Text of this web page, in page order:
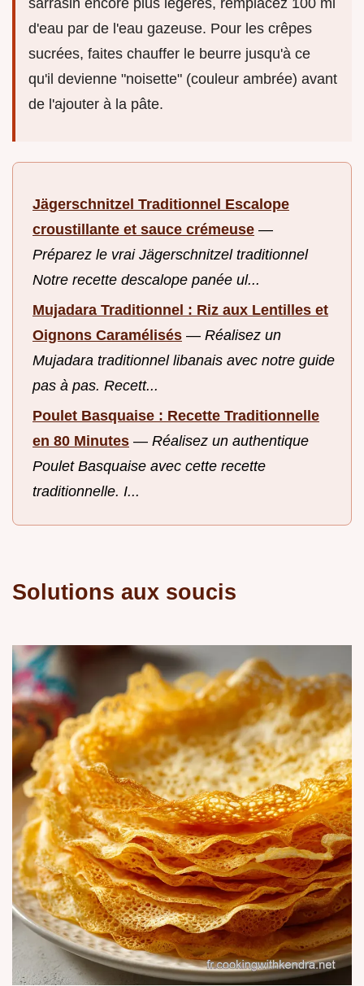
sarrasin encore plus légères, remplacez 100 ml
d'eau par de l'eau gazeuse. Pour les crêpes
sucrées, faites chauffer le beurre jusqu'à ce
qu'il devienne "noisette" (couleur ambrée) avant
de l'ajouter à la pâte.
Jägerschnitzel Traditionnel Escalope
croustillante et sauce crémeuse —
Préparez le vrai Jägerschnitzel traditionnel
Notre recette descalope panée ul...
Mujadara Traditionnel : Riz aux Lentilles et
Oignons Caramélisés — Réalisez un
Mujadara traditionnel libanais avec notre guide
pas à pas. Recett...
Poulet Basquaise : Recette Traditionnelle
en 80 Minutes — Réalisez un authentique
Poulet Basquaise avec cette recette
traditionnelle. I...
Solutions aux soucis